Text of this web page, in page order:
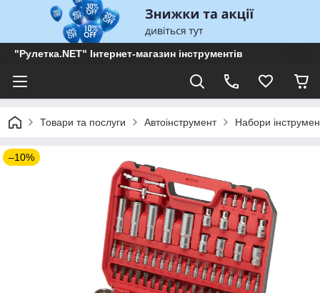
"Рулетка.NET" Інтернет-магазин інструментів
Товари та послуги Автоінструмент Набори
–10%